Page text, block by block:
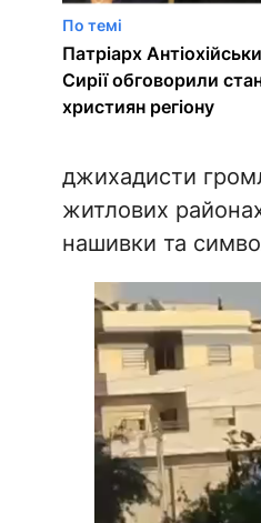
По темі
Патріарх
Сирії обговорили
християн регіону
джихадисти
житлових
нашивки та